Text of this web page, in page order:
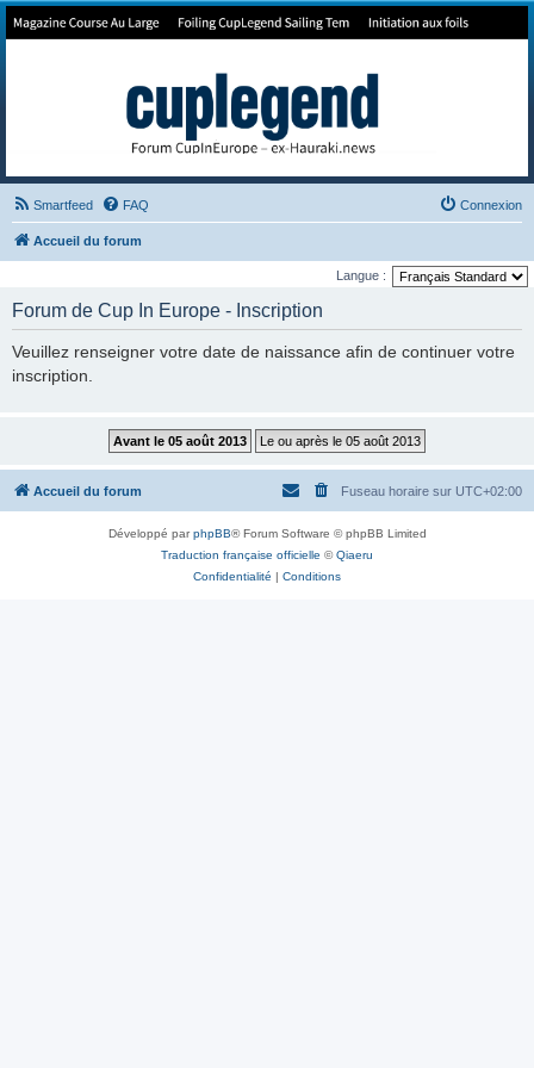
Forum de Cup In Europe
Smartfeed FAQ Connexion
Accueil du forum
Langue :
Forum de Cup In Europe - Inscription
Veuillez renseigner votre date de naissance afin de continuer votre
inscription.
Accueil du forum Fuseau horaire sur UTC+02:00
Développé parphpBB® Forum Software © phpBB Limited
Traduction française officielle ©Qiaeru
Confidentialité | Conditions